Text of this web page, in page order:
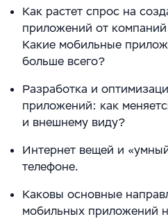
Решения для
Программное
автоматизированного и
оборудования
Интеллектуальная
Как растет спрос на
приложений от
Какие мобильные
больше всего?
Разработка и
приложений: как
и внешнему виду?
Интернет вещей и
телефоне.
Каковы основные
мобильных приложений